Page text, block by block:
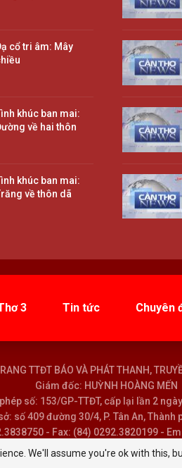
cổ tri âm: Mây
khúc ban mai:
về hai thôn
khúc ban mai:
về thôn dã
3 Tin tức Chuyên
TTĐT BÁO VÀ PHÁT THANH,
Giám đốc: HUỲNH HOÀNG MẾN
số: 153/GP-TTĐT, cấp lại lần 2
số 409 đường 30/4, P. Tân An, Thành
- Fax: (84) 0292.3820199 -
We'll assume you're ok with this,